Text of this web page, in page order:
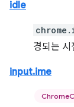
idle
경되는 시
input.ime